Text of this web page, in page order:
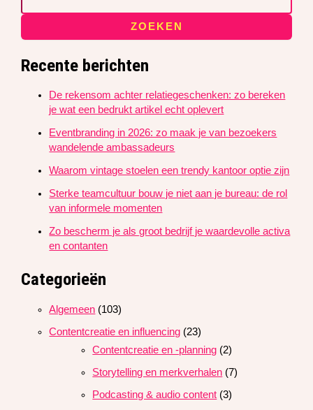
ZOEKEN
Recente berichten
De rekensom achter relatiegeschenken: zo bereken
je wat een bedrukt artikel echt oplevert
Eventbranding in 2026: zo maak je van bezoekers
wandelende ambassadeurs
Waarom vintage stoelen een trendy kantoor optie zijn
Sterke teamcultuur bouw je niet aan je bureau: de rol
van informele momenten
Zo bescherm je als groot bedrijf je waardevolle activa
en contanten
Categorieën
Algemeen (103)
Contentcreatie en influencing (23)
Contentcreatie en -planning (2)
Storytelling en merkverhalen (7)
Podcasting & audio content (3)